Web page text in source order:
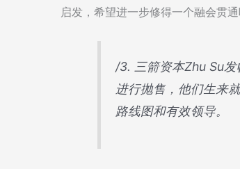
启发，希望进一步修得一个融会贯通
/3. 三箭资本Zhu Su
进行抛售，他们生来
路线图和有效领导。